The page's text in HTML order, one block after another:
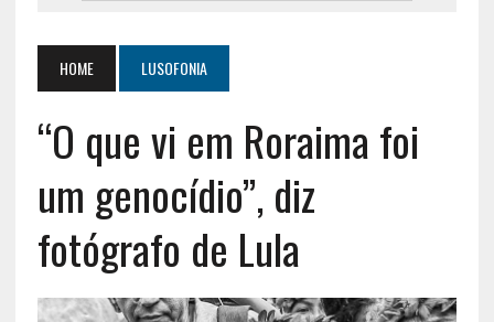
HOME LUSOFONIA
“O que vi em Roraima foi
um genocídio”, diz
fotógrafo de Lula